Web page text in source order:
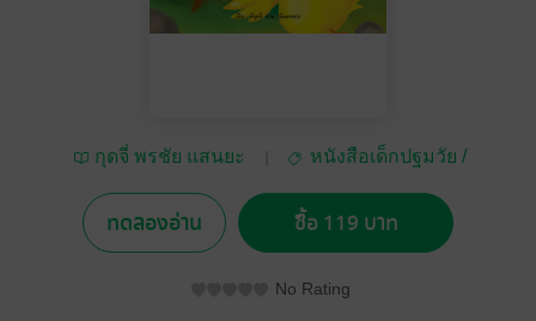
กุดจี่ พรชัย แสนยะ
หนังสือเด็กปฐมวัย /
ทดลองอ่าน ซื้อ 119 บาท
No Rating